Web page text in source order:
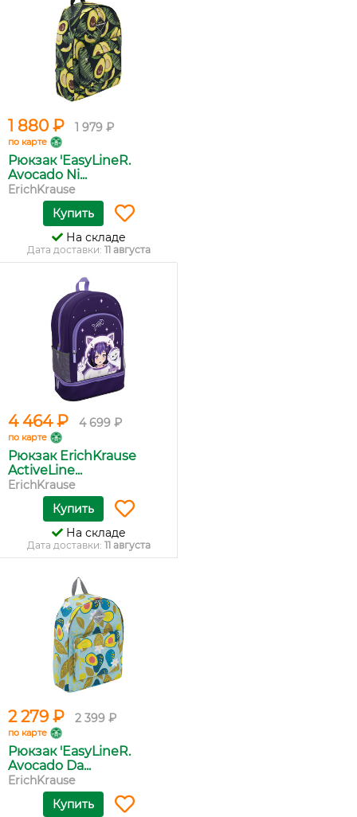
1 880 ₽ 1 979 ₽
по карте
Рюкзак 'EasyLineR.
Avocado Ni...
ErichKrause
Купить
На складе
Дата доставки: 11 августа
4 464 ₽ 4 699 ₽
по карте
Рюкзак ErichKrause
ActiveLine...
ErichKrause
Купить
На складе
Дата доставки: 11 августа
2 279 ₽ 2 399 ₽
по карте
Рюкзак 'EasyLineR.
Avocado Da...
ErichKrause
Купить